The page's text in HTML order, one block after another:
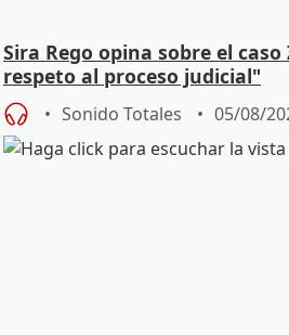
Sira Rego opina sobre el
respeto al proceso judicial"
Sonido Totales 05/08/